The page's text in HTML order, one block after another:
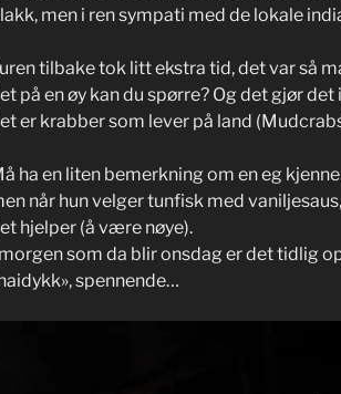
men i ren sympati med de lokale
tilbake tok litt ekstra tid, det var så
på en øy kan du spørre? Og det gjør
er krabber som lever på land
ha en liten bemerkning om en eg
når hun velger tunfisk med
hjelper (å være nøye).
som da blir onsdag er det tidlig
spennende…